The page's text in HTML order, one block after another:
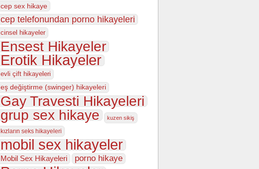
cep sex hikaye
cep telefonundan porno hikayeleri
cinsel hikayeler
Ensest Hikayeler
Erotik Hikayeler
evli çift hikayeleri
eş değiştirme (swinger) hikayeleri
Gay Travesti Hikayeleri
grup sex hikaye
kuzen sikiş
kızların seks hikayeleri
mobil sex hikayeler
Mobil Sex Hikayeleri porno hikaye